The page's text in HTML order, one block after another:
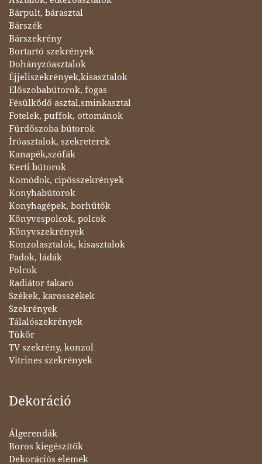
Bárpult, bárasztal
Bárszék
Bárszekrény
Bortartó szekrények
Dohányzóasztalok
Éjjeliszekrények,kisasztalok
Előszobabútorok, fogas
Fésülködő asztal,sminkasztal
Fotelek, puffok, ottománok
Fürdőszoba bútorok
Íróasztalok, szekreterek
Kanapék,szófák
Kerti bútorok
Komódok, cipősszekrények
Konyhabútorok
Konyhagépek, borhűtők
Könyvespolcok, polcok
Könyvszekrények
Konzolasztalok, kisasztalok
Padok, ládák
Polcok
Radiátor takaró
Székek, karosszékek
Szekrények
Tálalószekrények
Tükör
TV szekrény, konzol
Vitrines szekrények
Dekoráció
Álgerendák
Boros kiegészítők
Dekorációs elemek